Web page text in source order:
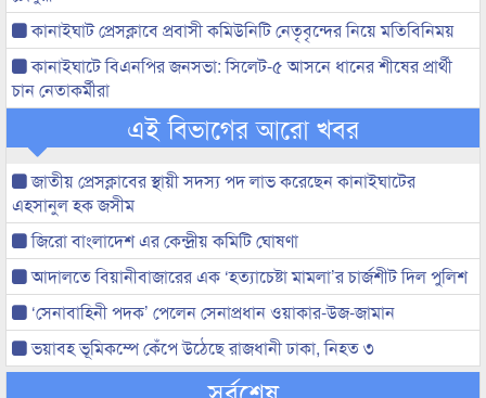
কানাইঘাট প্রেসক্লাবে প্রবাসী কমিউনিটি নেতৃবৃন্দের নিয়ে মতিবিনিময়
কানাইঘাটে বিএনপির জনসভা: সিলেট-৫ আসনে ধানের শীষের প্রার্থী
চান নেতাকর্মীরা
এই বিভাগের আরো খবর
জাতীয় প্রেসক্লাবের স্থায়ী সদস্য পদ লাভ করেছেন কানাইঘাটের
এহসানুল হক জসীম
জিরো বাংলাদেশ এর কেন্দ্রীয় কমিটি ঘোষণা
আদালতে বিয়ানীবাজারের এক ‘হত্যাচেষ্টা মামলা’র চার্জশীট দিল পুলিশ
‘সেনাবাহিনী পদক’ পেলেন সেনাপ্রধান ওয়াকার-উজ-জামান
ভয়াবহ ভূমিকম্পে কেঁপে উঠেছে রাজধানী ঢাকা, নিহত ৩